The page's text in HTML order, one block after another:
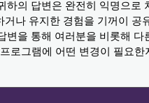
하의 답변은 완전히 익명으로
거나 유지한 경험을 기꺼이 공
변을 통해 여러분을 비롯해 다
로그램에 어떤 변경이 필요한